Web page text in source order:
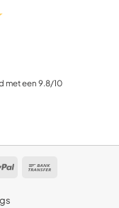
met een 9.8/10
PayPal